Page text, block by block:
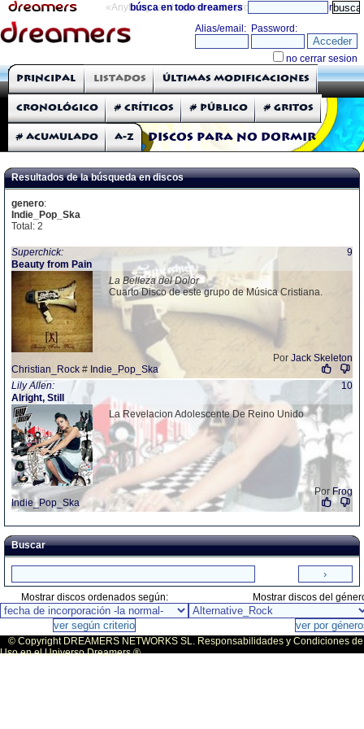
«Anything can happen and it probably will» directorio
búsca en todo dreamers
THE DREAMERS
Críticas: Discos
Discos para no dormir
Principal Listados Últimas modificaciones
Cronológico # Críticos # Público # Gritos
# Acumulado A-Z
Resultados de la búsqueda en discos
genero:
Indie_Pop_Ska
Total: 2
Superchick:
Beauty from Pain
9
La Belleza del Dolor
Cuarto Disco de este grupo de Música Cristiana.
Por Jack Skeleton
Christian_Rock # Indie_Pop_Ska
Lily Allen:
Alright, Still
10
La Revelacion Adolescente De Reino Unido
Por Frog
Indie_Pop_Ska
Buscar
Mostrar discos ordenados según: Mostrar discos del
© Copyright DREAMERS NETWORKS SL. Responsabilidades y Condiciones de
Uso en el Universo Dreamers ®